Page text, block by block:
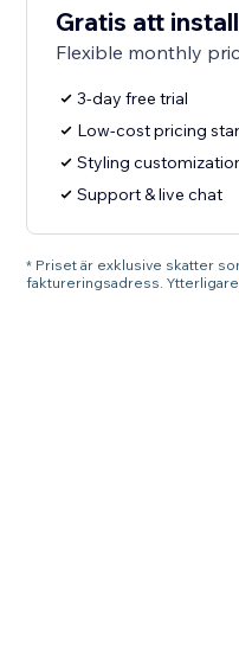
Gratis att
Flexible monthly
3-day free trial
Low-cost pricing
Styling
Support & live chat
* Priset är exklusive skatter
faktureringsadress.